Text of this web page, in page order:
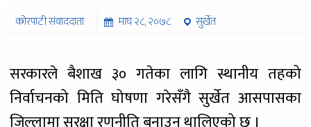
कोरपाटी संवाददाता माघ २८, २०७८
सुर्खेत
सरकारले बैशाख ३० गतेका लागि स्थानीय तहको
निर्वाचनको मिति घोषणा गरेसँगै सुर्खेत आसपासका